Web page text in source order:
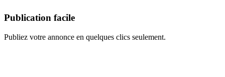
Publication facile
Publiez votre annonce en quelques clics seulement.